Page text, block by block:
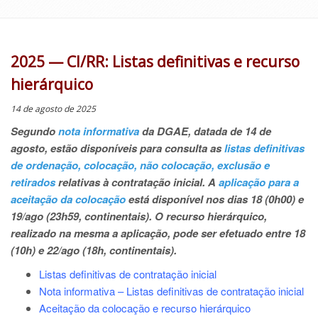
2025 — CI/RR: Listas definitivas e recurso
hierárquico
14 de agosto de 2025
Segundonota informativada DGAE, datada de 14 de
agosto, estão disponíveis para consulta aslistas definitivas
de ordenação, colocação, não colocação, exclusão e
retiradosrelativas à contratação inicial. A aplicação para a
aceitação da colocaçãoestá disponível nos dias 18 (0h00) e
19/ago (23h59, continentais). O recurso hierárquico,
realizado na mesma a aplicação, pode ser efetuado entre 18
(10h) e 22/ago (18h, continentais).
Listas definitivas de contratação inicial
Nota informativa – Listas definitivas de contratação inicial
Aceitação da colocação e recurso hierárquico